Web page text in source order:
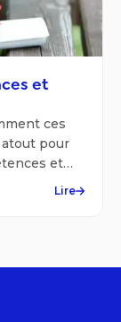
et
ces
pour
et
Lire